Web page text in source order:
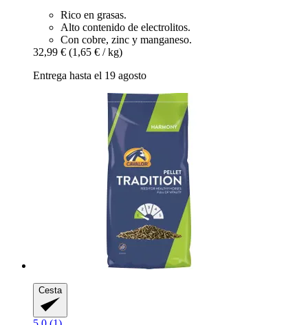
Rico en grasas.
Alto contenido de electrolitos.
Con cobre, zinc y manganeso.
32,99 € (1,65 € / kg)
Entrega hasta el 19 agosto
Cesta